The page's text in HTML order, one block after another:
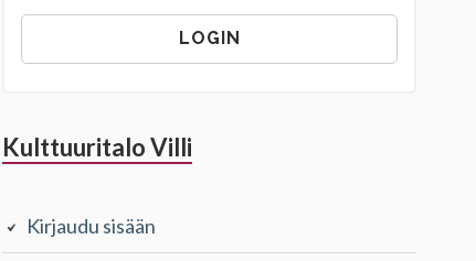
Kulttuuritalo Villi
Kirjaudu sisään